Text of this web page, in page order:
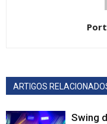
ARTIGOS
Swing